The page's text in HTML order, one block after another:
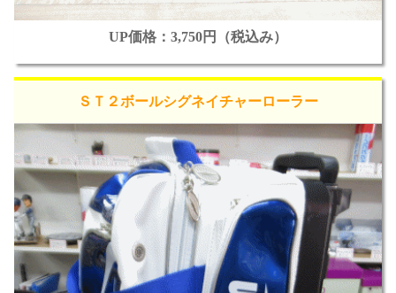
UP価格：3,750円（税込み）
ＳＴ２ボールシグネイチャーローラー